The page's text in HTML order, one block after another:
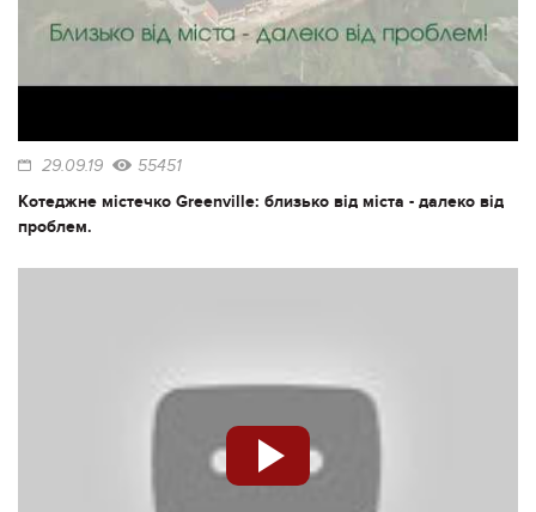
29.09.19 55451
Котеджне містечко Greenville: близько від міста - далеко від
проблем.